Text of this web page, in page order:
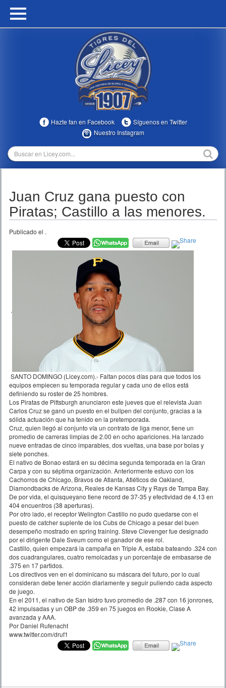
HOME
MULTIMEDIA
TEMPORADAS
Hazte fan en Facebook
Síguenos en Twitter
Nuestro Instagram
Juan Cruz gana puesto con
Piratas; Castillo a las menores.
Publicado el .
.
SANTO DOMINGO (Licey.com).- Faltan pocos días para que todos los
equipos empiecen su temporada regular y cada uno de ellos está
definiendo su roster de 25 hombres.
Los Piratas de Pittsburgh anunciaron este jueves que el relevista Juan
Carlos Cruz se ganó un puesto en el bullpen del conjunto, gracias a la
sólida actuación que ha tenido en la pretemporada.
Cruz, quien llegó al conjunto vía un contrato de liga menor, tiene un
promedio de carreras limpias de 2.00 en ocho apariciones. Ha lanzado
nueve entradas de cinco imparables, dos vueltas, una base por bolas y
siete ponches.
El nativo de Bonao estará en su décima segunda temporada en la Gran
Carpa y con su séptima organización. Anteriormente estuvo con los
Cachorros de Chicago, Bravos de Atlanta, Atléticos de Oakland,
Diamondbacks de Arizona, Reales de Kansas City y Rays de Tampa Bay.
De por vida, el quisqueyano tiene record de 37-35 y efectividad de 4.13 en
404 encuentros (38 aperturas).
Por otro lado, el receptor Welington Castillo no pudo quedarse con el
puesto de catcher suplente de los Cubs de Chicago a pesar del buen
desempeño mostrado en spring training. Steve Clevenger fue designado
por el dirigente Dale Sveum como el ganador de ese rol.
Castillo, quien empezará la campaña en Triple A, estaba bateando .324 con
dos cuadrangulares, cuatro remolcadas y un porcentaje de embasarse de
.375 en 17 partidos.
Los directivos ven en el dominicano su máscara del futuro, por lo cual
consideran debe tener acción diariamente y seguir puliendo cada aspecto
de juego.
En el 2011, el nativo de San Isidro tuvo promedio de .287 con 16 jonrones,
42 impulsadas y un OBP de .359 en 75 juegos en Rookie, Clase A
avanzada y AAA.
Por Daniel Rufenacht
www.twitter.com/druf1